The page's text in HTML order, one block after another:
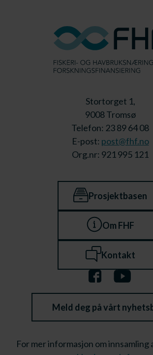
Stortorget 1,
9008 Tromsø
Telefon: 23 89 64 08
E-post: post@fhf.no
Org.nr: 921 995 121
Prosjektbasen
Om FHF
Kontakt
Meld deg på vårt
For mer informasjon om innsamling